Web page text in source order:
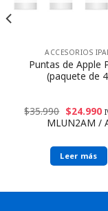
ACCESORIOS
Puntas de Apple
(paquete de
$35.990 $24.990
MLUN2AM /
Leer más